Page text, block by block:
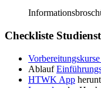
Checkliste
Vorbereitungskurse
Ablauf
HTWK App